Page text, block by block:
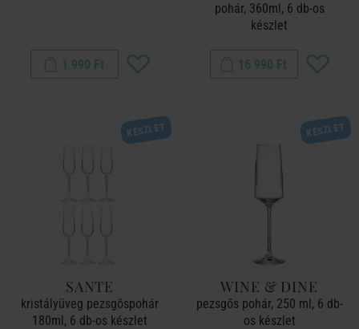
1 990 Ft
pohár, 360ml, 6 db-os
készlet
16 990 Ft
KÉSZLET
SANTE
kristályüveg pezsgőspohár
180ml, 6 db-os készlet
KÉSZLET
WINE & DINE
pezsgős pohár, 250 ml, 6 db-
os készlet